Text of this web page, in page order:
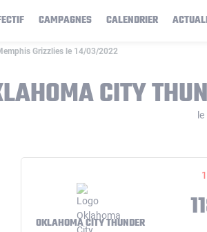
CAMPAGNES CALENDRIER
Grizzlies le 14/03/2022
CITY
OKLAHOMA CITY THUNDER